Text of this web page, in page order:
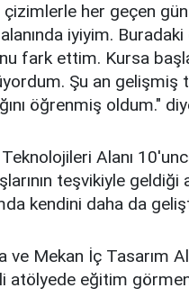
çizimlerle her geçen
iyiyim.
fark ettim. Kursa
Şu an gelişmiş
öğrenmiş oldum."
Alanı
teşvikiyle geldiği
kendini daha da
ve Mekan İç Tasarım
atölyede eğitim